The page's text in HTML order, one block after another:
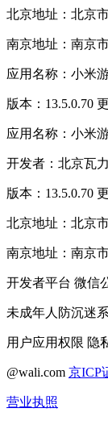
北京地址：北京
南京地址：南京
应用名称：小米
版本：13.5.0.70
应用名称：小米
开发者：北京瓦
版本：13.5.0.70
北京地址：北京
南京地址：南京
开发者平台 微信
未成年人防沉迷
用户应用权限 隐
@wali.com 京ICP
营业执照